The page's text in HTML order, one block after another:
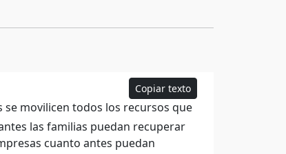
Copiar texto
se movilicen todos los recursos que
las familias puedan recuperar
cuanto antes puedan